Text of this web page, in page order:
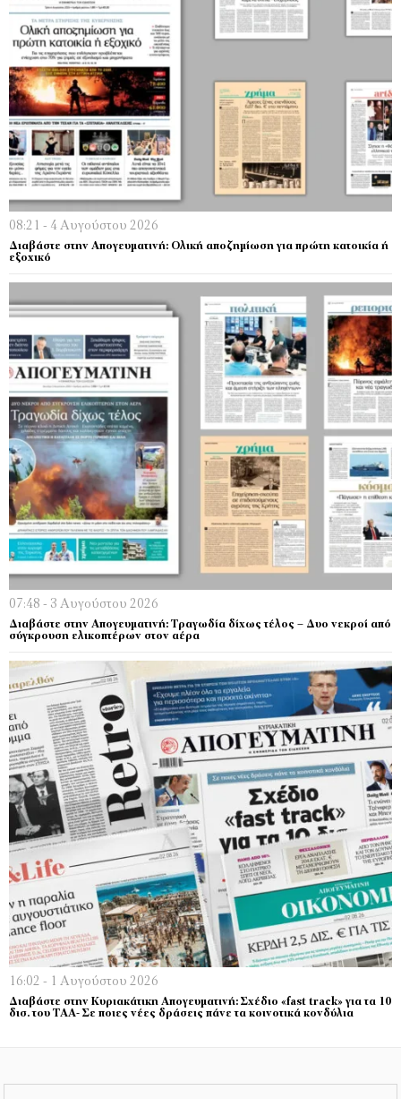
08:21 - 4 Αυγούστου 2026
Διαβάστε στην Απογευματινή: Ολική αποζημίωση για πρώτη κατοικία ή
εξοχικό
07:48 - 3 Αυγούστου 2026
Διαβάστε στην Απογευματινή: Τραγωδία δίχως τέλος – Δυο νεκροί από
σύγκρουση ελικοπτέρων στον αέρα
16:02 - 1 Αυγούστου 2026
Διαβάστε στην Κυριακάτικη Απογευματινή: Σχέδιο «fast track» για τα 10
δισ. του ΤΑΑ- Σε ποιες νέες δράσεις πάνε τα κοινοτικά κονδύλια